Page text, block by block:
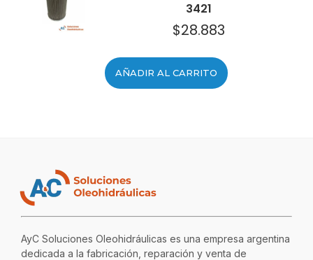
3421
$28.883
AÑADIR AL CARRITO
AyC Soluciones Oleohidráulicas es una empresa argentina
dedicada a la fabricación, reparación y venta de